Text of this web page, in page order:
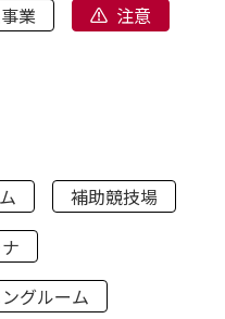
業
注意
補助競技場
グルーム